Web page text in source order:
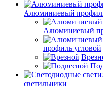
Алюминиевый
Алюминиевый
профиль угловой
светильники